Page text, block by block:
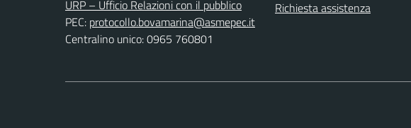
URP – Ufficio Relazioni con il pubblico
PEC: protocollo.bovamarina@asmepec.it
Centralino unico: 0965 760801
Richiesta assistenza